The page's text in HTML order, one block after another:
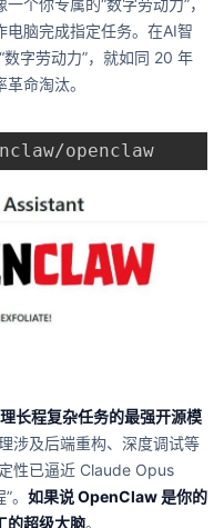
个你专属的“数字劳动力”，
电脑完成指定任务。在AI智
字劳动力”，就如同 20 年
命淘汰。
openclaw
长程复杂任务的最强开源模
涉及后端重构、深度调试等
性已逼近 Claude Opus
。 如果说 OpenClaw 是你的
的超级大脑。